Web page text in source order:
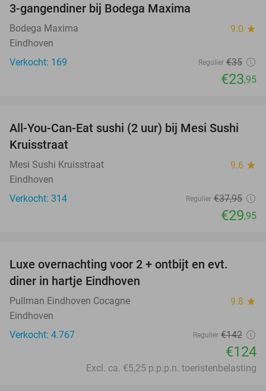
3-gangendiner bij Bodega Maxima
Bodega Maxima 9.0 star
Eindhoven
Verkocht: 169
Regulier €35
€23,95
21%
All-You-Can-Eat sushi (2 uur) bij Mesi Sushi
Kruisstraat
Mesi Sushi Kruisstraat 9.6 star
Eindhoven
Verkocht: 314
Regulier €37,95
€29,95
Luxe overnachting voor 2 + ontbijt en evt.
diner in hartje Eindhoven
Pullman Eindhoven Cocagne 9.8 star
Eindhoven
Verkocht: 4.767
Regulier €142
€124
Excl. ca. €5,25 p.p.p.n. toeristenbelasting